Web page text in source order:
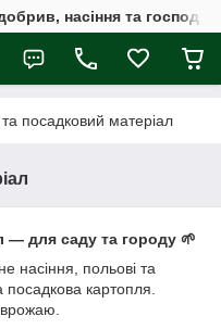
насіння та
посадковий матеріал
— для саду та городу 🌱
насіння, польові та
посадкова картопля.